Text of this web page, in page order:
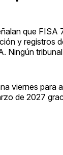
que FISA
y registros
Ningún
viernes para
de 2027